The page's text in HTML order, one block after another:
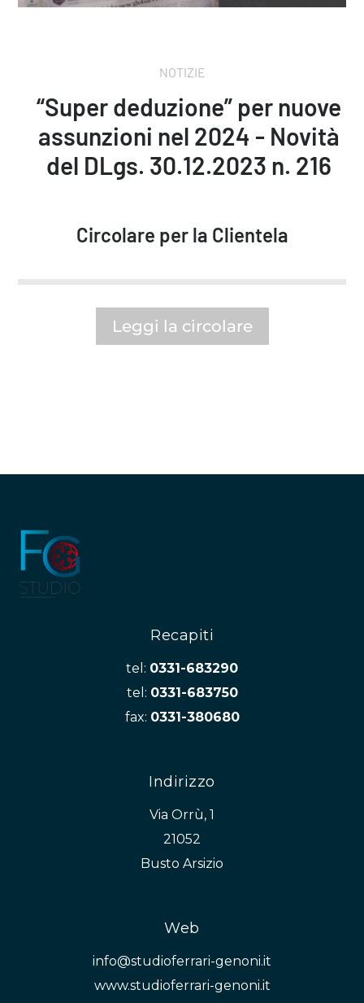
NOTIZIE
“Super deduzione” per nuove
assunzioni nel 2024 - Novità
del DLgs. 30.12.2023 n. 216
Circolare per la Clientela
Leggi la circolare
Recapiti
tel: 0331-683290
tel: 0331-683750
fax: 0331-380680
Indirizzo
Via Orrù, 1
21052
Busto Arsizio
Web
info@studioferrari-genoni.it
www.studioferrari-genoni.it